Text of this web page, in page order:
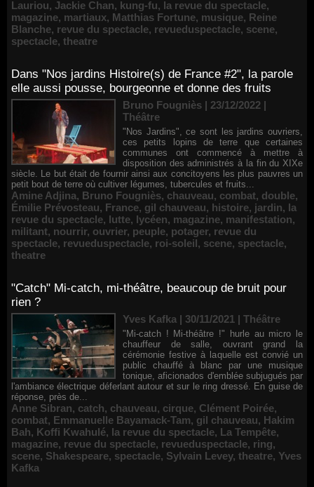
Lauriou, Jackie Chan, kung-fu, la revue du spectacle,
magazine, martiaux, Matthias Fortune, musique, Reine
Blanche, revue du spectacle, revueduspectacle, scene,
spectacle, theatre
Dans "Nos jardins Histoire(s) de France #2", la parole
elle aussi pousse, bourgeonne et donne des fruits
Bruno Fougniès | 23/12/2022 |
Théâtre
"Nos Jardins", ce sont les jardins ouvriers,
ces petits lopins de terre que certaines
communes ont commencé à mettre à
disposition des administrés à la fin du XIXe
siècle. Le but était de fournir ainsi aux concitoyens les plus pauvres un
petit bout de terre où cultiver légumes, tubercules et fruits...
Amine Adjina, Bruno Fougniès, chauveau, combat, double,
Émilie Prévosteau, France, gil chauveau, histoire, jardin, la
revue du spectacle, lutte, lycéen, magazine, manifestation,
militant, nourrir, ouvrier, peuple, potager, revue du
spectacle, revueduspectacle, roi-soleil, scene, spectacle,
theatre
"Catch" Mi-catch, mi-théâtre, beaucoup de bruit pour
rien ?
Yves Kafka | 30/11/2021 | Théâtre
"Mi-catch ! Mi-théâtre !" hurle au micro le
chauffeur de salle, ouvrant grand la
cérémonie festive à laquelle est convié un
public chauffé à blanc par une musique
tonique, aficionados d'emblée subjugués par
l'ambiance électrique déferlant autour et sur le ring dressé. En guise de
réponse, près de...
Anne Sibran, catch, chauveau, cirque, Clément Poirée,
combat, Emmanuelle Bayamack-Tam, gil chauveau, Hakim
Bah, Koffi Kwahulé, la revue du spectacle, La Tempête,
magazine, revue du spectacle, revueduspectacle, ring,
scene, Shakespeare, spectacle, Sylvain Levey, theatre, Yves
Kafka